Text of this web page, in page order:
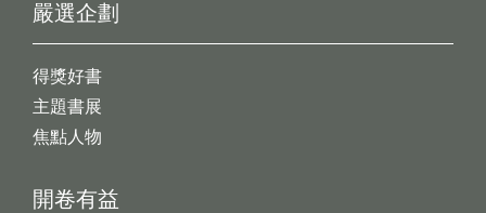
開卷有益
嚴選企劃
得獎好書
主題書展
焦點人物